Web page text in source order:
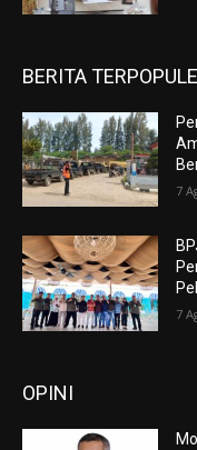
BERITA
7
7
OPINI